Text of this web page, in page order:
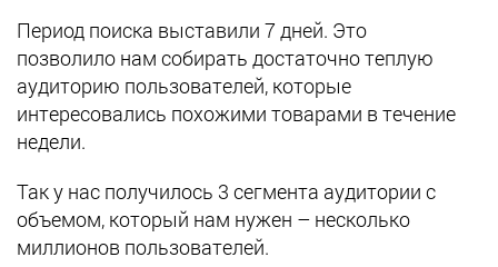
Период поиска выставили 7 дней. Это
позволило нам собирать достаточно теплую
аудиторию пользователей, которые
интересовались похожими товарами в течение
недели.
Так у нас получилось 3 сегмента аудитории с
объемом, который нам нужен – несколько
миллионов пользователей.